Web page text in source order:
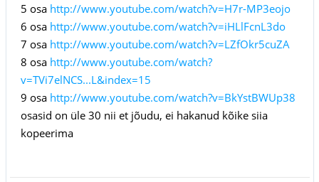
5 osa http://www.youtube.com/watch?v=H7r-MP3eojo
6 osa http://www.youtube.com/watch?v=iHLlFcnL3do
7 osa http://www.youtube.com/watch?v=LZfOkr5cuZA
8 osa http://www.youtube.com/watch?
v=TVi7elNCS...L&index=15
9 osa http://www.youtube.com/watch?v=BkYstBWUp38
osasid on üle 30 nii et jõudu, ei hakanud kõike siia
kopeerima